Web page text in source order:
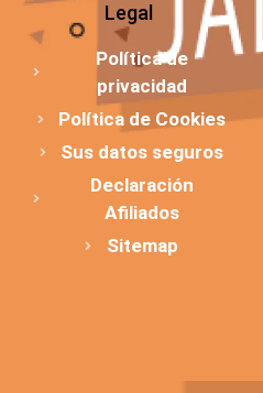
Legal
Política de
privacidad
Política de Cookies
Sus datos seguros
Declaración
Afiliados
Sitemap